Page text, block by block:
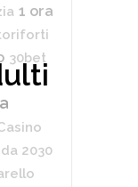
1 ora
30bet
2030